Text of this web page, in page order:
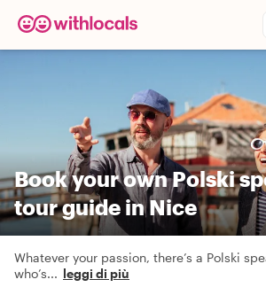
Book your own Polski
tour guide in Nice
Whatever your passion, there’s a Polski
who’s... leggi di più